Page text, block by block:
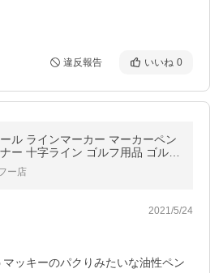
違反報告 いいね 0
ル ラインマーカー マーカーペン
ー 十字ライン ゴルフ用品 ゴルフ
レゼント 景品 マスター
ー店
2021/5/24
ッキーのパクりみたいな油性ペン